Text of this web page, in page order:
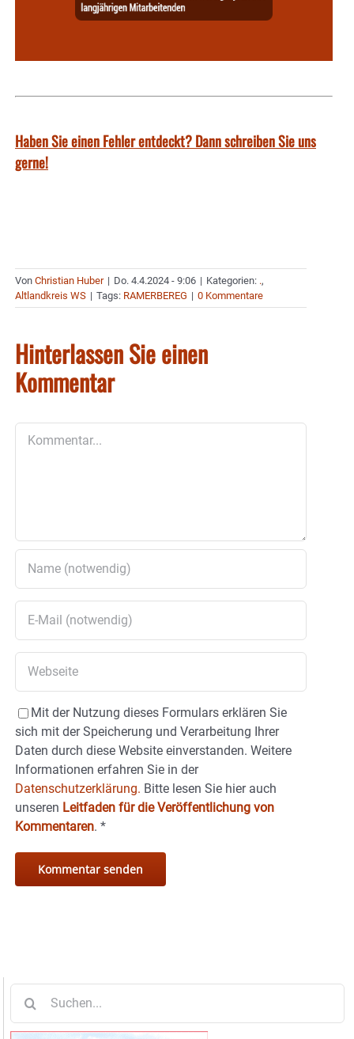
Haben Sie einen Fehler entdeckt? Dann schreiben Sie uns
gerne!
Von Christian Huber | Do. 4.4.2024 - 9:06 | Kategorien: .,
Altlandkreis WS | Tags: RAMERBEREG | 0 Kommentare
Hinterlassen Sie einen
Kommentar
Mit der Nutzung dieses Formulars erklären Sie
sich mit der Speicherung und Verarbeitung Ihrer
Daten durch diese Website einverstanden. Weitere
Informationen erfahren Sie in der
Datenschutzerklärung. Bitte lesen Sie hier auch
unseren Leitfaden für die Veröffentlichung von
Kommentaren. *
nach: